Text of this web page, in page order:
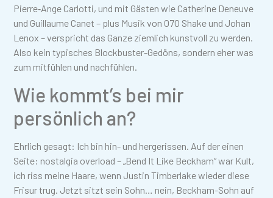
Pierre‑Ange Carlotti, und mit Gästen wie Catherine Deneuve
und Guillaume Canet – plus Musik von 070 Shake und Johan
Lenox – verspricht das Ganze ziemlich kunstvoll zu werden.
Also kein typisches Blockbuster-Gedöns, sondern eher was
zum mitfühlen und nachfühlen.
Wie kommt’s bei mir
persönlich an?
Ehrlich gesagt: Ich bin hin- und hergerissen. Auf der einen
Seite: nostalgia overload – „Bend It Like Beckham“ war Kult,
ich riss meine Haare, wenn Justin Timberlake wieder diese
Frisur trug. Jetzt sitzt sein Sohn… nein, Beckham-Sohn auf